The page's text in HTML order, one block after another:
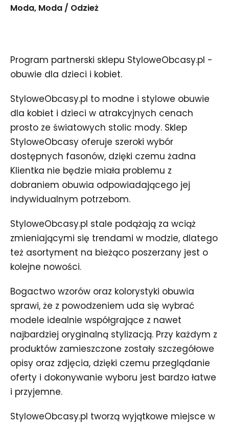
Moda Moda / Odzież
Program partnerski sklepu StyloweObcasy.pl -
obuwie dla dzieci i kobiet.
StyloweObcasy.pl to modne i stylowe obuwie
dla kobiet i dzieci w atrakcyjnych cenach
prosto ze światowych stolic mody. Sklep
StyloweObcasy oferuje szeroki wybór
dostępnych fasonów, dzięki czemu żadna
Klientka nie będzie miała problemu z
dobraniem obuwia odpowiadającego jej
indywidualnym potrzebom.
StyloweObcasy.pl stale podążają za wciąż
zmieniającymi się trendami w modzie, dlatego
też asortyment na bieżąco poszerzany jest o
kolejne nowości.
Bogactwo wzorów oraz kolorystyki obuwia
sprawi, że z powodzeniem uda się wybrać
modele idealnie współgrające z nawet
najbardziej oryginalną stylizacją. Przy każdym z
produktów zamieszczone zostały szczegółowe
opisy oraz zdjęcia, dzięki czemu przeglądanie
oferty i dokonywanie wyboru jest bardzo łatwe
i przyjemne.
StyloweObcasy.pl tworzą wyjątkowe miejsce w